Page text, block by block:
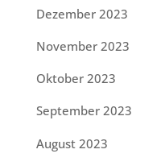
Dezember 2023
November 2023
Oktober 2023
September 2023
August 2023